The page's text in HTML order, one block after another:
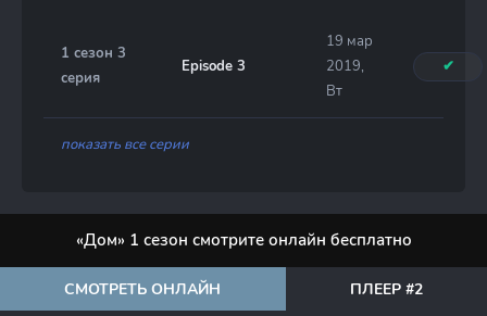
1 сезон 3
серия
Episode 3
19 мар
2019,
Вт
✔
показать все серии
«Дом» 1 сезон смотрите онлайн бесплатно
СМОТРЕТЬ ОНЛАЙН ПЛЕЕР #2